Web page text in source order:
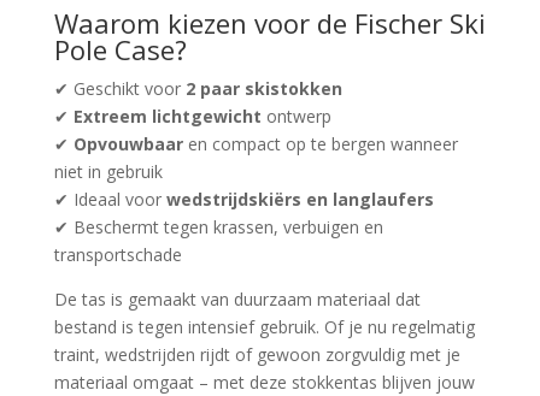
Waarom kiezen voor de Fischer Ski
Pole Case?
✔ Geschikt voor 2 paar skistokken
✔ Extreem lichtgewicht ontwerp
✔ Opvouwbaaren compact op te bergen wanneer
niet in gebruik
✔ Ideaal voor wedstrijdskiërs en langlaufers
✔ Beschermt tegen krassen, verbuigen en
transportschade
De tas is gemaakt van duurzaam materiaal dat
bestand is tegen intensief gebruik. Of je nu regelmatig
traint, wedstrijden rijdt of gewoon zorgvuldig met je
materiaal omgaat – met deze stokkentas blijven jouw